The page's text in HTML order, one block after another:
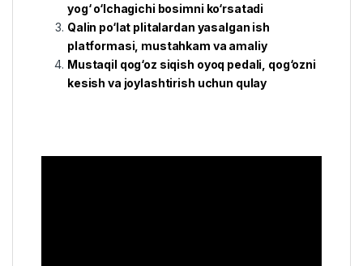
yog‘ o‘lchagichi bosimni ko‘rsatadi
Qalin po‘lat plitalardan yasalgan ish
platformasi, mustahkam va amaliy
Mustaqil qog‘oz siqish oyoq pedali, qog‘ozni
kesish va joylashtirish uchun qulay